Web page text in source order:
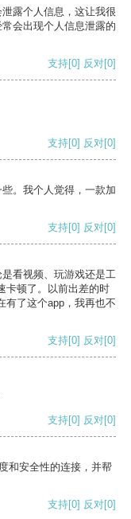
露个人信息，这让我很
会出现个人信息泄露的
支持[0] 反对[0]
支持[0] 反对[0]
。我个人觉得，一款加
支持[0] 反对[0]
看视频、玩游戏还是工
卡顿了。以前出差的时
有了这个app，我再也不
支持[0] 反对[0]
支持[0] 反对[0]
和安全性的连接，并帮
支持[0] 反对[0]